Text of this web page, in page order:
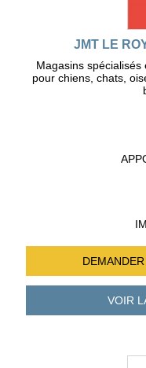
JMT LE
Magasins spécialisés
pour chiens, chats,
VOIR